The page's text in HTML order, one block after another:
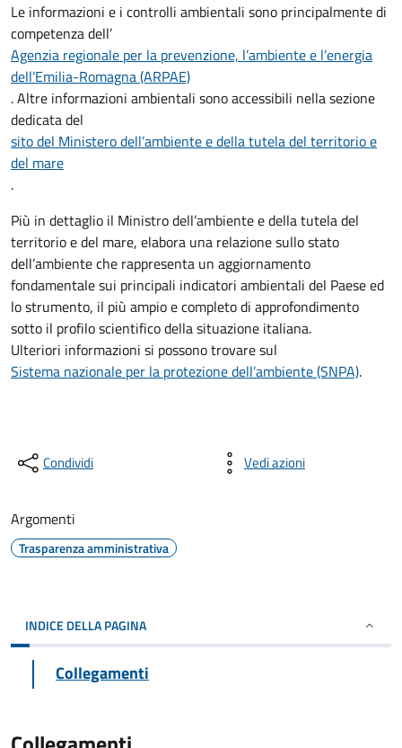
Le informazioni e i controlli ambientali sono principalmente di
competenza dell’
Agenzia regionale per la prevenzione, l’ambiente e l’energia
dell’Emilia-Romagna (ARPAE)
. Altre informazioni ambientali sono accessibili nella sezione
dedicata del
sito del Ministero dell’ambiente e della tutela del territorio e
del mare
.
Più in dettaglio il Ministro dell’ambiente e della tutela del
territorio e del mare, elabora una relazione sullo stato
dell’ambienteche rappresenta un aggiornamento
fondamentale sui principali indicatori ambientali del Paese ed
lo strumento, il più ampio e completo di approfondimento
sotto il profilo scientifico della situazione italiana.
Ulteriori informazioni si possono trovare sul
Sistema nazionale per la protezione dell’ambiente (SNPA).
Condividi Vedi azioni
Argomenti
Trasparenza amministrativa
INDICE DELLA PAGINA
Collegamenti